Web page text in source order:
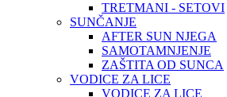
TRETMANI - SETOVI
SUNČANJE
AFTER SUN NJEGA
SAMOTAMNJENJE
ZAŠTITA OD SUNCA
VODICE ZA LICE
VODICE ZA LICE